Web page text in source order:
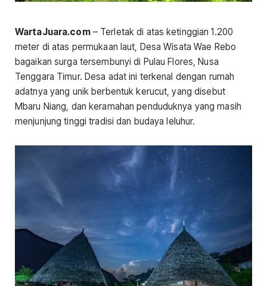
WartaJuara.com– Terletak di atas ketinggian 1.200
meter di atas permukaan laut, Desa Wisata Wae Rebo
bagaikan surga tersembunyi di Pulau Flores, Nusa
Tenggara Timur. Desa adat ini terkenal dengan rumah
adatnya yang unik berbentuk kerucut, yang disebut
Mbaru Niang, dan keramahan penduduknya yang masih
menjunjung tinggi tradisi dan budaya leluhur.